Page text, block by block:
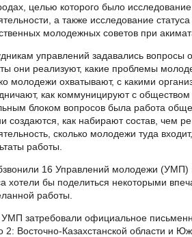
целью которого было
а также исследование статуса
молодежных советов при
управлений задавались вопросы
они реализуют, какие проблемы
молодежи охватывают, с какими
как коммуницируют с обществом
блоком вопросов была работа
создаются, как набирают состав, чем
сколько молодежи туда
работы.
16 Управлений молодежи (УМП)
хотели бы поделиться некоторыми
работы.
УМП затребовали официальное
2: Восточно-Казахстанской области и